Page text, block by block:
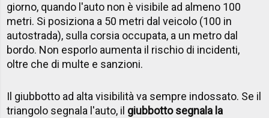
giorno, quando l'auto non è visibile ad almeno 100
metri. Si posiziona a 50 metri dal veicolo (100 in
autostrada), sulla corsia occupata, a un metro dal
bordo. Non esporlo aumenta il rischio di incidenti,
oltre che di multe e sanzioni.
Il giubbotto ad alta visibilità va sempre indossato. Se il
triangolo segnala l'auto, il giubbotto segnala la